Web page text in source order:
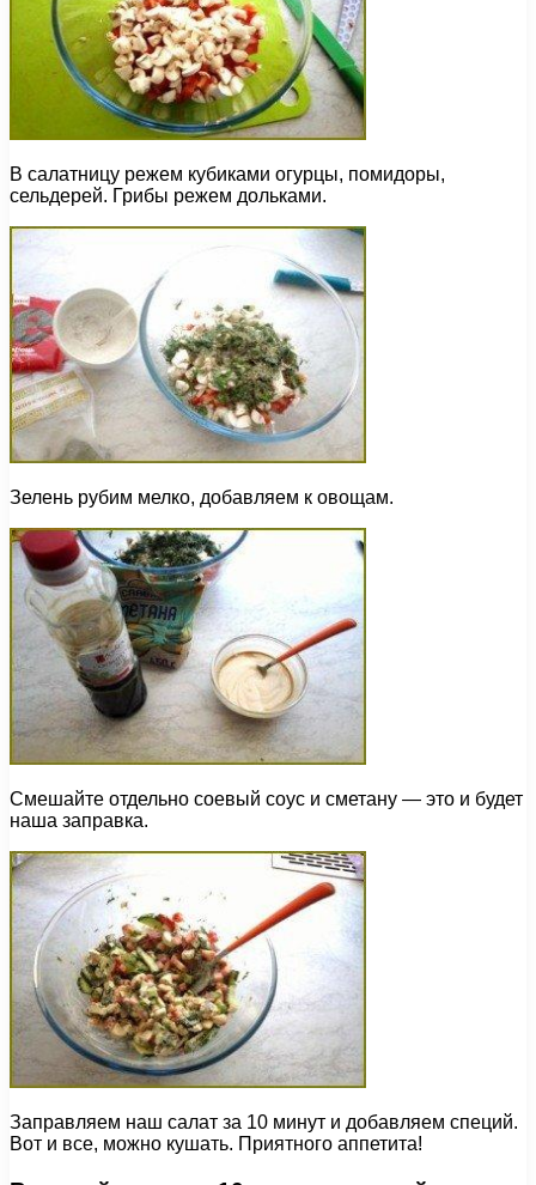
В салатницу режем кубиками огурцы, помидоры,
сельдерей. Грибы режем дольками.
Зелень рубим мелко, добавляем к овощам.
Смешайте отдельно соевый соус и сметану — это и будет
наша заправка.
Заправляем наш салат за 10 минут и добавляем специй.
Вот и все, можно кушать. Приятного аппетита!